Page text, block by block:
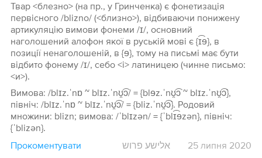
Твар <блезно> (на пр., у Гринченка) є фонетизація
первісного /blizno/ (<близно>), відбиваючи понижену
артикуляцію вимови фонеми /ɪ/, основний
наголошений алофон якої в руській мові є {ɪ͡ɘ}, в
позиції ненаголошеній, в {ɘ}, тому на письмі має бути
відбито фонему /ɪ/, себо <і> латиницею (чинне письмо:
<и>).
Вимова: /blɪz.ˈnɒ ~ blɪz.ˈnʊ̯͡ɔ/ = {blɘz.ˈnʊ̯͡ɔ ~ blɪz.ˈnʊ̯͡ɔ},
північ: /blɪz.ˈnɒ ~ blɪz.ˈnʊ̯͡ɔ/ = {bliz.ˈnʊ̯͡ɔ}. Родовий
множини: blizn; вимова: /ˈblɪzən/ = {ˈblɪ͡ɘzən}, північ:
{ˈblizən}.
Прокоментувати
אלישע פרוש 25 липня 2020